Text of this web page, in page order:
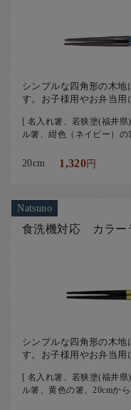
シンプルな四角形の木
す。お子様用やお弁当用
[ 名入れ箸、若狭塗(福井
ル箸、紺色（ネイビー）の
20cm 1,320円
Natsuno
食洗機対応 カラー
シンプルな四角形の木
す。お子様用やお弁当用
[ 名入れ箸、若狭塗(福井
ル箸、黄色の箸、20cmか